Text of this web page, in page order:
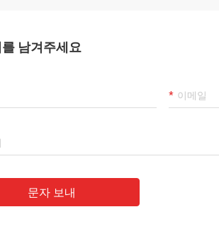
남겨주세요
문자 보내